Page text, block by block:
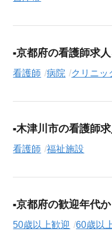
シニアジョブエージェン
なたの希望に合ったお仕
（正社員、契約社員、ア
たこだわり条件での絞り
この福祉施設の求人にご
ビス（無料）にお申し込み
京都府の看護師求
看護師 病院 クリニッ
木津川市の看護師
看護師 福祉施設
京都府の歓迎年代
50歳以上歓迎 60歳以